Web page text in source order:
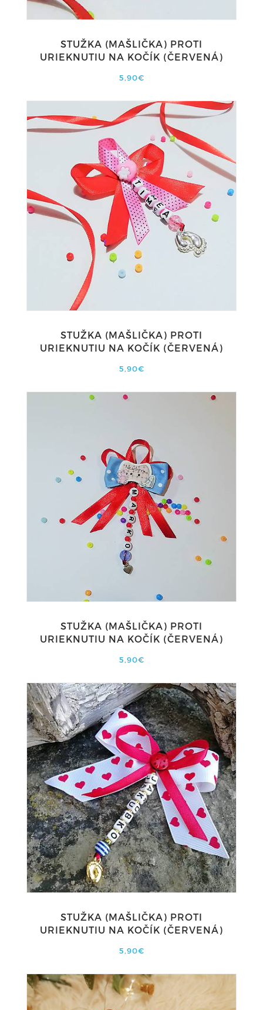
STUŽKA (MAŠLIČKA) PROTI
URIEKNUTIU NA KOČÍK (ČERVENÁ)
5,90€
STUŽKA (MAŠLIČKA) PROTI
URIEKNUTIU NA KOČÍK (ČERVENÁ)
5,90€
STUŽKA (MAŠLIČKA) PROTI
URIEKNUTIU NA KOČÍK (ČERVENÁ)
5,90€
STUŽKA (MAŠLIČKA) PROTI
URIEKNUTIU NA KOČÍK (ČERVENÁ)
5,90€